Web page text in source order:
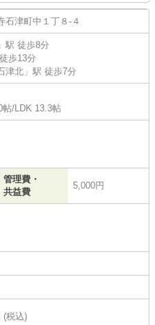
石津町中 １丁８-４
」駅 徒歩8分
歩13分
津北 」駅 徒歩7分
帖/ LDK 13.3帖
管理費・
共益費
5,000円
(税込)